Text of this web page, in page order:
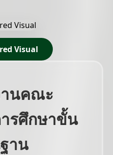
นคณะ
รศึกษาขั้น
าน